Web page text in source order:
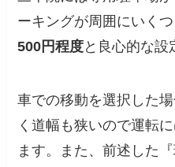
ーキングが周囲にいく
500円程度と良心的な設
車での移動を選択した
く道幅も狭いので運転
ます。また、前述した